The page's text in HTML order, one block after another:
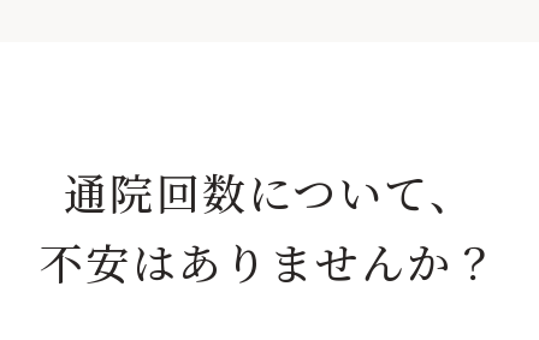
通院回数について、
不安はありませんか？